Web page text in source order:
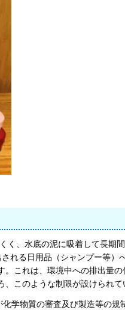
く、水底の泥に吸着して長期
れる日用品（シャンプー等
これは、環境中への排出量
このような制限が設けられて
学物質の審査及び製造等の